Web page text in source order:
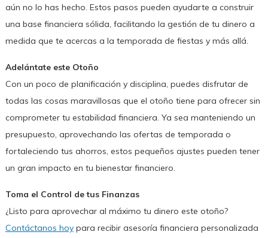
aún no lo has hecho. Estos pasos pueden ayudarte a construir
una base financiera sólida, facilitando la gestión de tu dinero a
medida que te acercas a la temporada de fiestas y más allá.
Adelántate este Otoño
Con un poco de planificación y disciplina, puedes disfrutar de
todas las cosas maravillosas que el otoño tiene para ofrecer sin
comprometer tu estabilidad financiera. Ya sea manteniendo un
presupuesto, aprovechando las ofertas de temporada o
fortaleciendo tus ahorros, estos pequeños ajustes pueden tener
un gran impacto en tu bienestar financiero.
Toma el Control de tus Finanzas
¿Listo para aprovechar al máximo tu dinero este otoño?
Contáctanos hoypara recibir asesoría financiera personalizada